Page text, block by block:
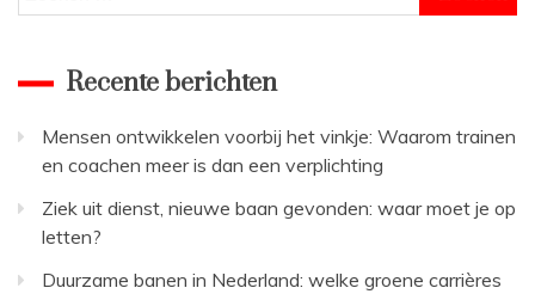
naar:
Recente berichten
Mensen ontwikkelen voorbij het vinkje: Waarom trainen
en coachen meer is dan een verplichting
Ziek uit dienst, nieuwe baan gevonden: waar moet je op
letten?
Duurzame banen in Nederland: welke groene carrières